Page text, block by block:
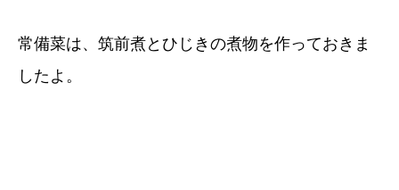
常備菜は、筑前煮とひじきの煮物を作っておきま
したよ。